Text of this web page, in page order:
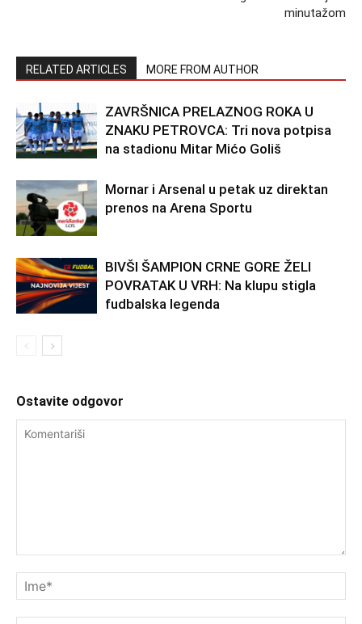
minutažom
RELATED ARTICLES MORE FROM AUTHOR
ZAVRŠNICA PRELAZNOG ROKA U
ZNAKU PETROVCA: Tri nova potpisa
na stadionu Mitar Mićo Goliš
Mornar i Arsenal u petak uz direktan
prenos na Arena Sportu
BIVŠI ŠAMPION CRNE GORE ŽELI
POVRATAK U VRH: Na klupu stigla
fudbalska legenda
Ostavite odgovor